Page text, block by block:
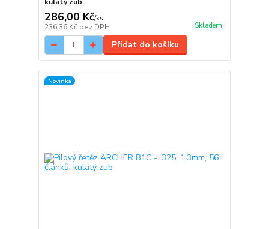
286,00 Kč/ks
236,36 Kč bez DPH Skladem
Přidat do košíku
Novinka